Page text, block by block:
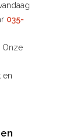
035-
Onze
en